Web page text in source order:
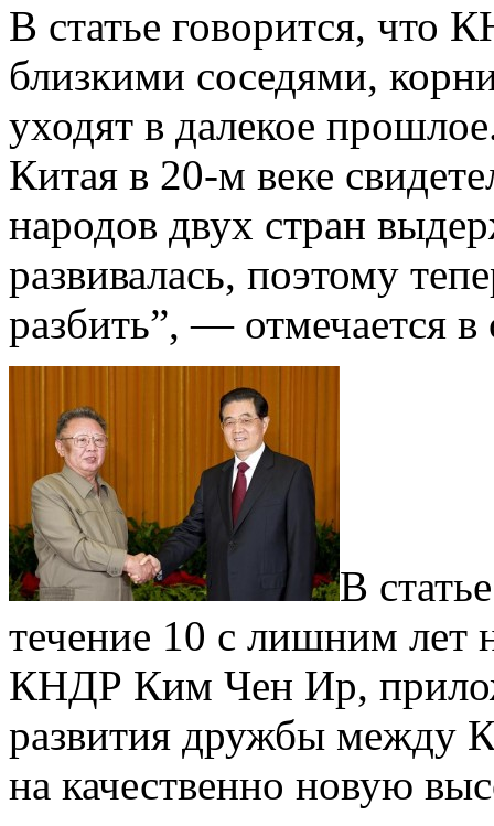
В статье говорится, что
близкими соседями,
уходят в далекое
Китая в 20-м веке
народов двух стран
развивалась, поэтому
разбить”, — отмечается в
В
течение 10 с лишним лет
КНДР Ким Чен Ир,
развития дружбы между
на качественно новую